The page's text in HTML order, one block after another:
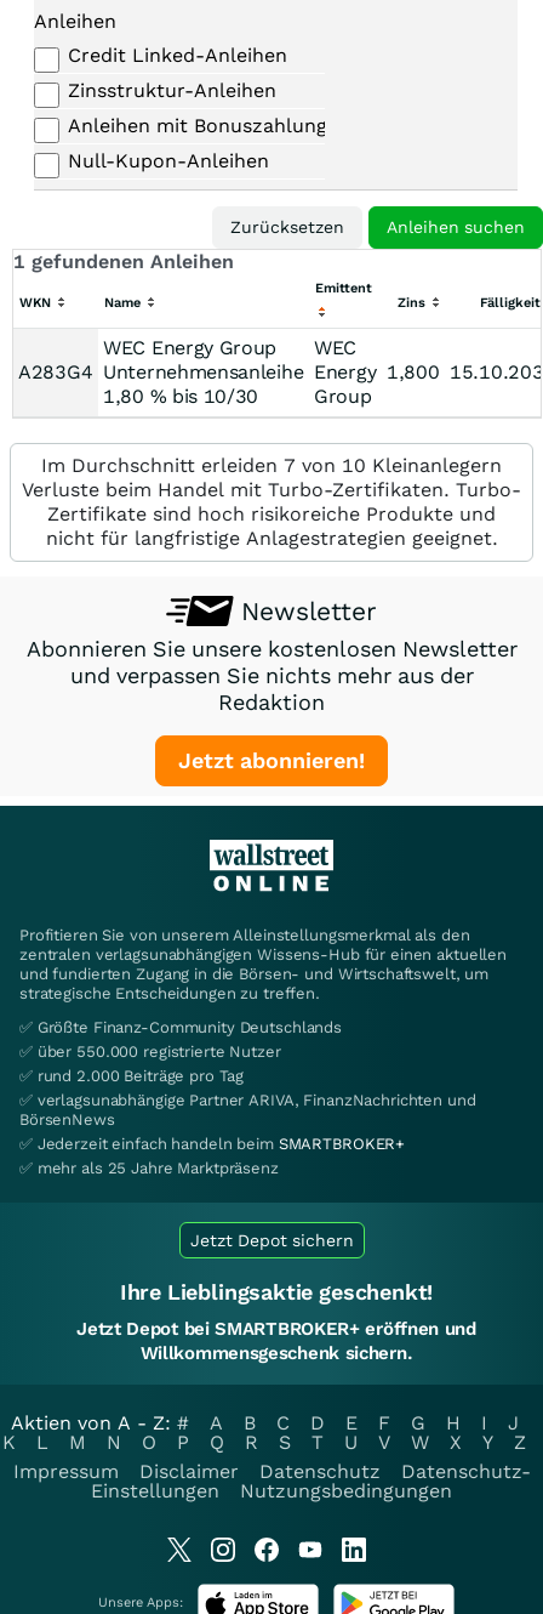
Anleihen
Credit Linked-Anleihen
Zinsstruktur-Anleihen
Anleihen mit Bonuszahlungen
Null-Kupon-Anleihen
1 gefundenen Anleihen
WKN Name
Emittent
Zins
Fälligkeit
A283G4
WEC Energy Group
Unternehmensanleihe
1,80 % bis 10/30
WEC
Energy
Group
1,800
Im Durchschnitt erleiden 7 von 10 Kleinanlegern
Verluste beim Handel mit Turbo-Zertifikaten. Turbo-
Zertifikate sind hoch risikoreiche Produkte und
nicht für langfristige Anlagestrategien geeignet.
Newsletter
Abonnieren Sie unsere kostenlosen Newsletter
und verpassen Sie nichts mehr aus der
Redaktion
Jetzt abonnieren!
Profitieren Sie von unserem Alleinstellungsmerkmal als den
zentralen verlagsunabhängigen Wissens-Hub für einen aktuellen
und fundierten Zugang in die Börsen- und Wirtschaftswelt, um
strategische Entscheidungen zu treffen.
✅ Größte Finanz-Community Deutschlands
✅ über 550.000 registrierte Nutzer
✅ rund 2.000 Beiträge pro Tag
✅ verlagsunabhängige Partner ARIVA, FinanzNachrichten und
BörsenNews
✅ Jederzeit einfach handeln beim SMARTBROKER+
✅ mehr als 25 Jahre Marktpräsenz
Jetzt Depot sichern
Ihre Lieblingsaktie geschenkt!
Jetzt Depot bei SMARTBROKER+ eröffnen und
Willkommensgeschenk sichern.
Aktien von A - Z: # A B C D E F G H I
J
K
L M N O P Q R S T U V W X Y
Z
Impressum
Disclaimer Datenschutz
Datenschutz-
Einstellungen
Nutzungsbedingungen
Unsere Apps: